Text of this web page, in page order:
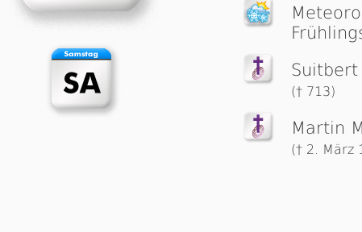
Suitbert
(† 713)
Martin
(† 2. März